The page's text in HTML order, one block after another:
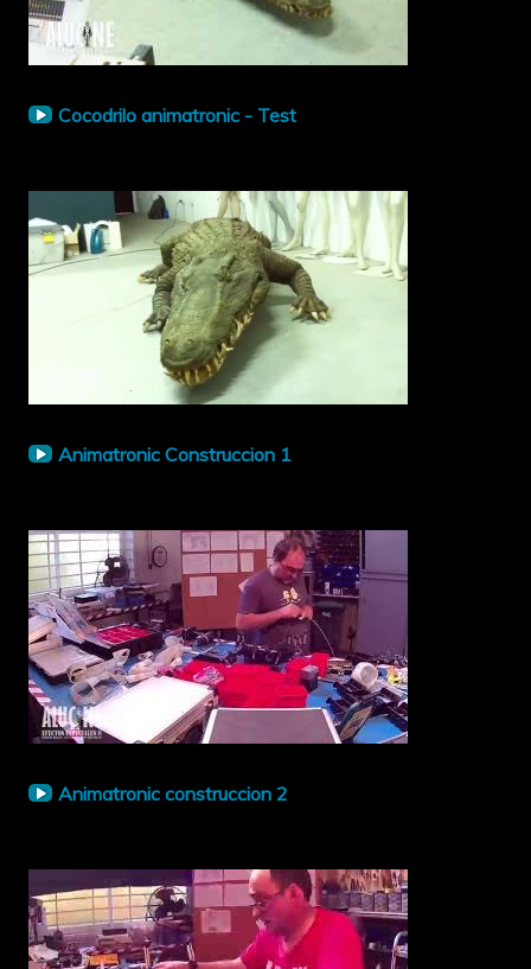
Cocodrilo animatronic - Test
Animatronic Construccion 1
Animatronic construccion 2